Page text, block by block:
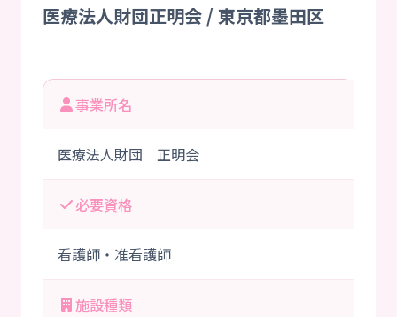
医療法人財団正明会 / 東京都墨田区
事業所名
医療法人財団 正明会
必要資格
看護師・准看護師
施設種類